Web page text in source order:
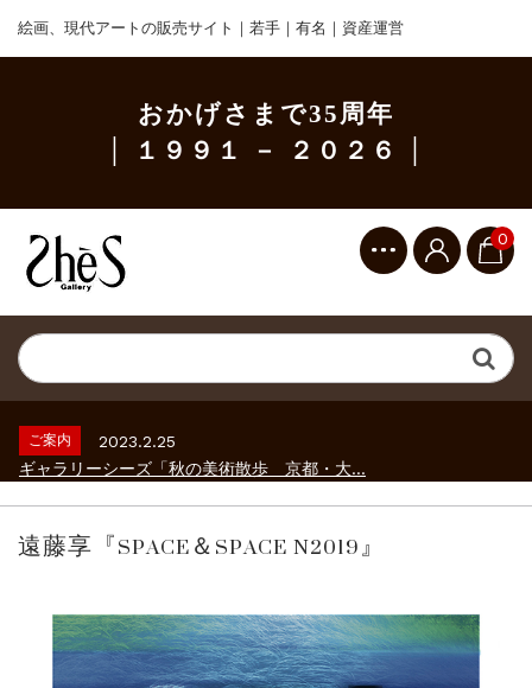
絵画、現代アートの販売サイト｜若手｜有名｜資産運営
おかげさまで35周年
│ １９９１ － ２０２６ │
0
ご案内
2023.2.25
ギャラリーシーズ「秋の美術散歩 京都・大...
砂澤ビッキ展 －砂澤ビッキの生きた時代－...
ご案内
2023.4.25
ご案内
2023.2.25
ギャラリーシーズ「秋の美術散歩 京都・大...
ご案内
2023.4.25
ご案内
2023.2.25
ギャラリーシーズ「秋の美術散歩 京都・大...
遠藤享『SPACE＆SPACE N2019』